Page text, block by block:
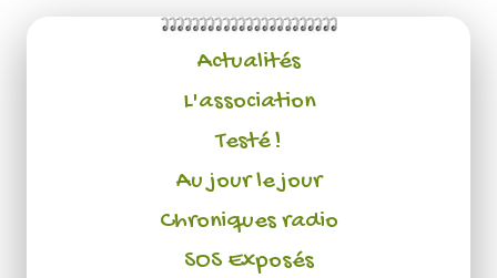
Actualités
L'association
Testé !
Au jour le jour
Chroniques radio
SOS Exposés